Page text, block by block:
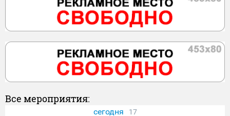
Все мероприятия:
сегодня 17